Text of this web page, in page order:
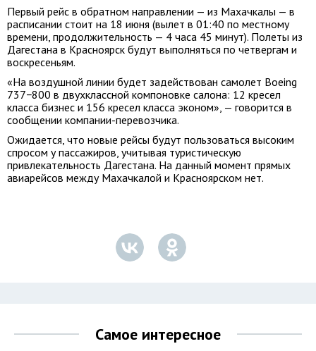
Первый рейс в обратном направлении — из Махачкалы — в
расписании стоит на 18 июня (вылет в 01:40 по местному
времени, продолжительность — 4 часа 45 минут). Полеты из
Дагестана в Красноярск будут выполняться по четвергам и
воскресеньям.
«На воздушной линии будет задействован самолет Boeing
737−800 в двухклассной компоновке салона: 12 кресел
класса бизнес и 156 кресел класса эконом», — говорится в
сообщении компании-перевозчика.
Ожидается, что новые рейсы будут пользоваться высоким
спросом у пассажиров, учитывая туристическую
привлекательность Дагестана. На данный момент прямых
авиарейсов между Махачкалой и Красноярском нет.
Самое интересное